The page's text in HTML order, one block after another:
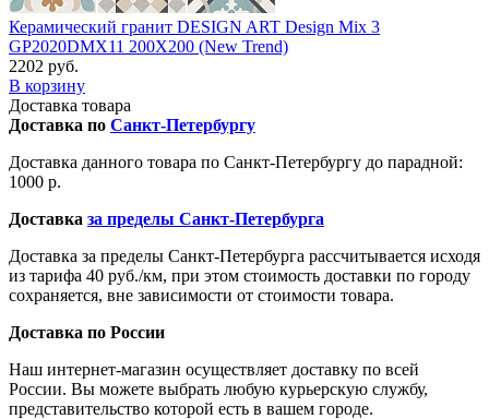
Керамический гранит DESIGN ART Design Mix 3
GP2020DMX11 200X200 (New Trend)
2202 руб.
В корзину
Доставка товара
Доставка по Санкт-Петербургу
Доставка данного товара по Санкт-Петербургу до парадной:
1000 р.
Доставка за пределы Санкт-Петербурга
Доставка за пределы Санкт-Петербурга рассчитывается исходя
из тарифа 40 руб./км, при этом стоимость доставки по городу
сохраняется, вне зависимости от стоимости товара.
Доставка по России
Наш интернет-магазин осуществляет доставку по всей
России. Вы можете выбрать любую курьерскую службу,
представительство которой есть в вашем городе.